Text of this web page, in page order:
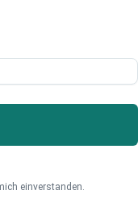
einverstanden.